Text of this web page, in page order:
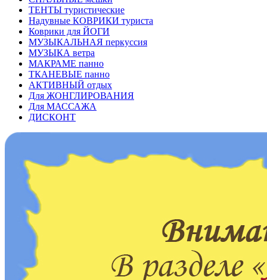
ТЕНТЫ туристические
Надувные КОВРИКИ туриста
Коврики для ЙОГИ
МУЗЫКАЛЬНАЯ перкуссия
МУЗЫКА ветра
МАКРАМЕ панно
ТКАНЕВЫЕ панно
АКТИВНЫЙ отдых
Для ЖОНГЛИРОВАНИЯ
Для МАССАЖА
ДИСКОНТ